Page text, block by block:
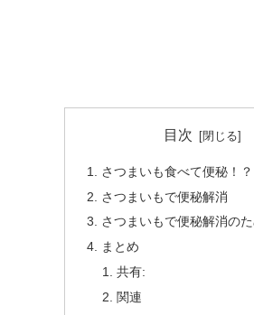
目次
さつまいも食べて便秘！？
さつまいもで便秘解消
さつまいもで便秘解消の
まとめ
共有:
関連